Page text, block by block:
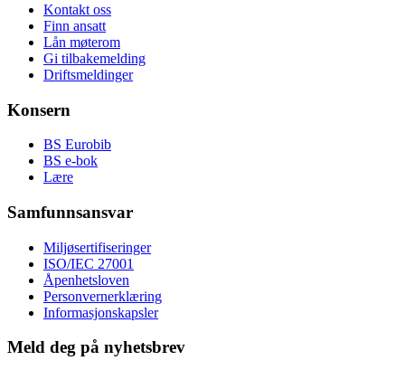
Kontakt oss
Finn ansatt
Lån møterom
Gi tilbakemelding
Driftsmeldinger
Konsern
BS Eurobib
BS e-bok
Lære
Samfunnsansvar
Miljøsertifiseringer
ISO/IEC 27001
Åpenhetsloven
Personvernerklæring
Informasjonskapsler
Meld deg på nyhetsbrev